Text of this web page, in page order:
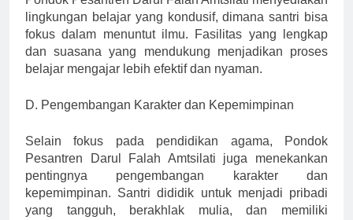
lingkungan belajar yang kondusif, dimana santri bisa
fokus dalam menuntut ilmu. Fasilitas yang lengkap
dan suasana yang mendukung menjadikan proses
belajar mengajar lebih efektif dan nyaman.
D. Pengembangan Karakter dan Kepemimpinan
Selain fokus pada pendidikan agama, Pondok
Pesantren Darul Falah Amtsilati juga menekankan
pentingnya pengembangan karakter dan
kepemimpinan. Santri dididik untuk menjadi pribadi
yang tangguh, berakhlak mulia, dan memiliki